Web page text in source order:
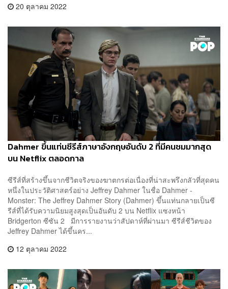
20 ตุลาคม 2022
Dahmer ขึ้นแท่นซีรีส์ภาษาอังกฤษอันดับ 2 ที่มีคนชมมากสุด
บน Netflix ตลอดกาล
ซีรีส์ที่สร้างขึ้นจากชีวิตจริงของฆาตกรต่อเนื่องที่น่าสะพรึงกลัวที่สุดคน
หนึ่งในประวัติศาสตร์อย่าง Jeffrey Dahmer ในชื่อ Dahmer -
Monster: The Jeffrey Dahmer Story (Dahmer) ขึ้นแท่นกลายเป็นซี
รีส์ที่ได้รับความนิยมสูงสุดเป็นอันดับ 2 บน Netflix แซงหน้า
Bridgerton ซีซัน 2 มีการรายงานว่าสัปดาห์ที่ผ่านมา ซีรีส์ชีวิตของ
Jeffrey Dahmer ได้ขึ้นคร...
12 ตุลาคม 2022